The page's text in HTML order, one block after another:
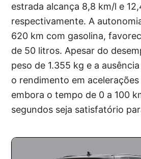
estrada alcança 8,8 km/l e
respectivamente. A
620 km com gasolina,
de 50 litros. Apesar do
peso de 1.355 kg e a
o rendimento em
embora o tempo de 0 a 100
segundos seja satisfatório